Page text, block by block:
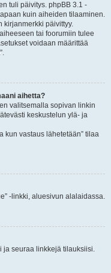
tuli päivitys. phpBB 3.1 -
kuin aiheiden tilaaminen.
kirjanmerkki päivittyy.
tai foorumiin tulee
voidaan määrittää
aihetta?
valitsemalla sopivan linkin
keskustelun ylä- ja
kun vastaus lähetetään” tilaa
-linkki, aluesivun alalaidassa.
ja seuraa linkkejä tilauksiisi.